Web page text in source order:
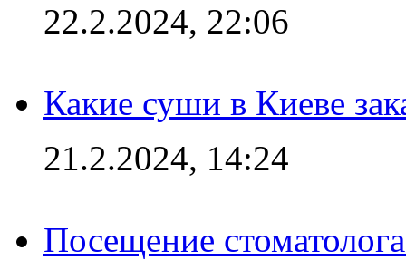
22.2.2024, 22:06
Какие суши в Киеве
21.2.2024, 14:24
Посещение